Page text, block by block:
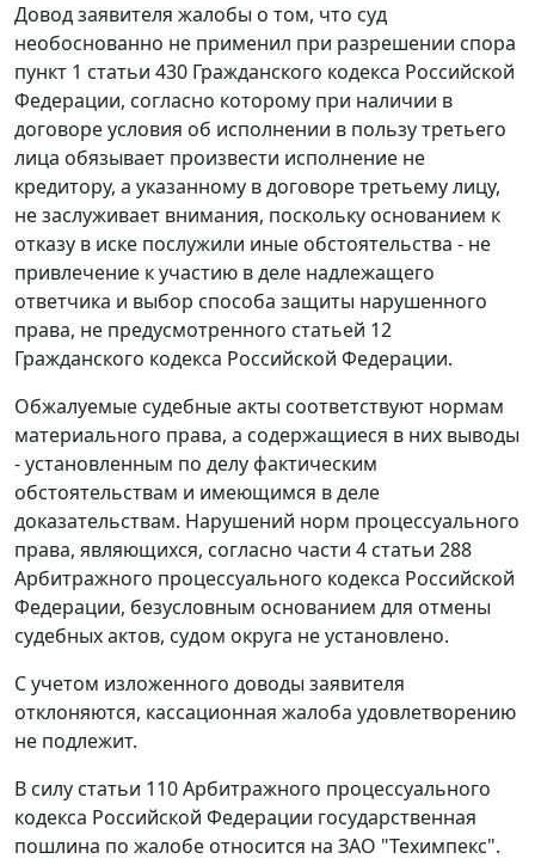
Довод заявителя жалобы о том, что суд
необоснованно не применил при разрешении спора
пункт 1 статьи 430 Гражданского кодекса Российской
Федерации, согласно которому при наличии в
договоре условия об исполнении в пользу третьего
лица обязывает произвести исполнение не
кредитору, а указанному в договоре третьему лицу,
не заслуживает внимания, поскольку основанием к
отказу в иске послужили иные обстоятельства - не
привлечение к участию в деле надлежащего
ответчика и выбор способа защиты нарушенного
права, не предусмотренного статьей 12
Гражданского кодекса Российской Федерации.
Обжалуемые судебные акты соответствуют нормам
материального права, а содержащиеся в них выводы
- установленным по делу фактическим
обстоятельствам и имеющимся в деле
доказательствам. Нарушений норм процессуального
права, являющихся, согласно части 4 статьи 288
Арбитражного процессуального кодекса Российской
Федерации, безусловным основанием для отмены
судебных актов, судом округа не установлено.
С учетом изложенного доводы заявителя
отклоняются, кассационная жалоба удовлетворению
не подлежит.
В силу статьи 110Арбитражного процессуального
кодекса Российской Федерации государственная
пошлина по жалобе относится на ЗАО "Техимпекс".